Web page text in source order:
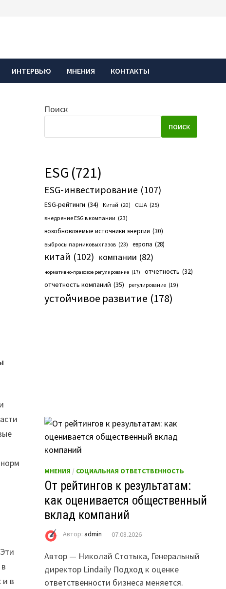
ИНТЕРВЬЮ МНЕНИЯ КОНТАКТЫ
и в
Поиск
ПОИСК
ESG (721)
ESG-инвестирование (107)
ESG-рейтинги (34) Китай (20) США (25)
внедрение ESG в компании (23)
возобновляемые источники энергии (30)
выбросы парниковых газов (23) европа (28)
китай (102) компании (82)
нормативно-правовое регулирование (17) отчетность (32)
отчетность компаний (35) регулирование (19)
устойчивое развитие (178)
МНЕНИЯ / СОЦИАЛЬНАЯ ОТВЕТСТВЕННОСТЬ
От рейтингов к результатам:
как оценивается общественный
вклад компаний
Автор: admin 07.08.2026
Автор — Николай Стотыка, Генеральный
директор Lindaily Подход к оценке
ответственности бизнеса меняется.